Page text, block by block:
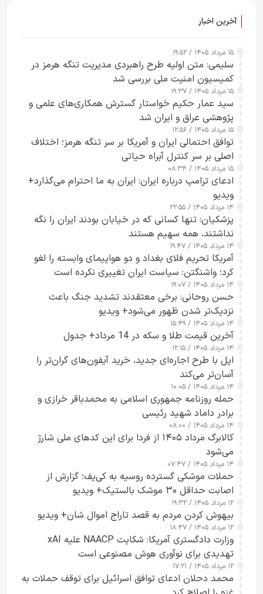
آخرین اخبار
۱۵ مرداد ۱۴۰۵ / ۱۹:۵۲
سلیمی: متن اولیه طرح راهبردی مدیریت تنگه هرمز در
کمیسیون امنیت ملی بررسی شد
۱۵ مرداد ۱۴۰۵ / ۱۹:۳۷
سید عمار حکیم خواستار گسترش همکاری‌های علمی و
پژوهشی عراق و ایران شد
۱۵ مرداد ۱۴۰۵ / ۱۲:۵۶
توافق احتمالی ایران و آمریکا بر سر تنگه هرمز؛ اختلاف
اصلی بر سر کنترل آبراه حیاتی
۱۵ مرداد ۱۴۰۵ / ۰۸:۳۴
ادعای ترامپ درباره ایران: ایران به ما احترام می‌گذارد+
ویدیو
۱۴ مرداد ۱۴۰۵ / ۲۲:۵۵
پزشکیان: تنها کسانی که در خیابان بودند ایران را نگه
نداشتند، همه سهیم هستند
۱۴ مرداد ۱۴۰۵ / ۱۹:۴۷
آمریکا تحریم فلای بغداد و دو هواپیمای وابسته را لغو
کرد؛ واشنگتن: سیاست ایران تغییری نکرده است
۱۴ مرداد ۱۴۰۵ / ۱۹:۰۷
حسن روحانی: برخی معتقدند تشدید جنگ باعث
نزدیک‌تر شدن ظهور می‌شود+ ویدیو
۱۴ مرداد ۱۴۰۵ / ۱۵:۴۹
آخرین قیمت طلا و سکه در 14 مرداد+ جدول
۱۴ مرداد ۱۴۰۵ / ۱۲:۱۵
اپل با طرح اجاره‌ای جدید، خرید آیفون‌های گران‌تر را
آسان‌تر می‌کند
۱۴ مرداد ۱۴۰۵ / ۱۰:۰۵
حمله روزنامه جمهوری اسلامی به محمدباقر خرازی و
برادر داماد شهید رئیسی
۱۴ مرداد ۱۴۰۵ / ۰۸:۰۰
کالابرگ مرداد ۱۴۰۵ از فردا برای این کدهای ملی شارژ
می‌شود
۱۴ مرداد ۱۴۰۵ / ۰۷:۴۷
حملات موشکی گسترده روسیه به کی‌یف؛ گزارش از
اصابت حداقل ۳۰ موشک بالستیک+ ویدیو
۱۲ مرداد ۱۴۰۵ / ۱۹:۳۲
بیهوش کردن مردم به قصد تاراج اموال شان+ ویدیو
۱۲ مرداد ۱۴۰۵ / ۱۸:۴۷
وزارت دادگستری آمریکا: شکایت NAACP علیه xAI
تهدیدی برای نوآوری هوش مصنوعی است
۱۲ مرداد ۱۴۰۵ / ۱۷:۲۱
محمد دحلان ادعای توافق اسرائیل برای توقف حملات به